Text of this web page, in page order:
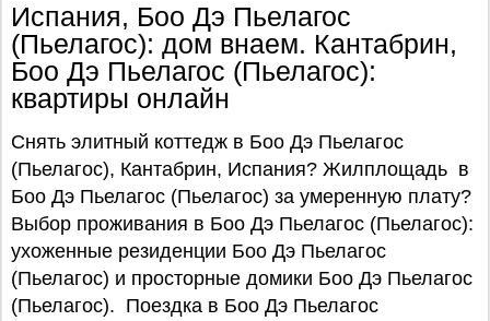
Испания, Боо Дэ Пьелагос
(Пьелагос): дом внаем. Кантабрин,
Боо Дэ Пьелагос (Пьелагос):
квартиры онлайн
Снять элитный коттедж в Боо Дэ Пьелагос
(Пьелагос), Кантабрин, Испания? Жилплощадь в
Боо Дэ Пьелагос (Пьелагос) за умеренную плату?
Выбор проживания в Боо Дэ Пьелагос (Пьелагос):
ухоженные резиденции Боо Дэ Пьелагос
(Пьелагос) и просторные домики Боо Дэ Пьелагос
(Пьелагос). Поездка в Боо Дэ Пьелагос